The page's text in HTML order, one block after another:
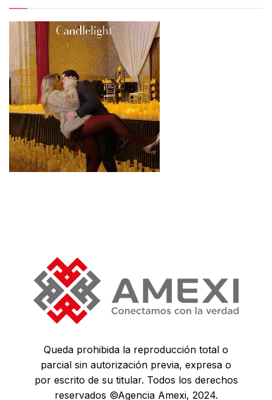
Queda prohibida la reproducción total o
parcial sin autorización previa, expresa o
por escrito de su titular. Todos los derechos
reservados ©Agencia Amexi, 2024.